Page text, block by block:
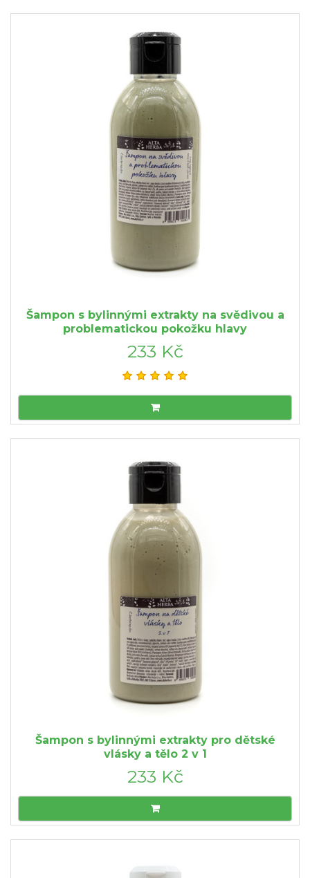
Šampon s bylinnými extrakty na svědivou a
problematickou pokožku hlavy
233 Kč
Šampon s bylinnými extrakty pro dětské
vlásky a tělo 2 v 1
233 Kč